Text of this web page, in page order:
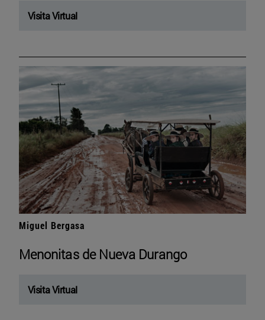
Visita Virtual
Miguel Bergasa
Menonitas de Nueva Durango
Visita Virtual